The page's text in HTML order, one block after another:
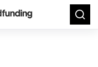
Search
for: